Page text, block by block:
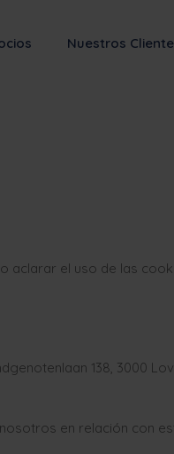
Nuestros
el uso de las
138, 3000
en relación con